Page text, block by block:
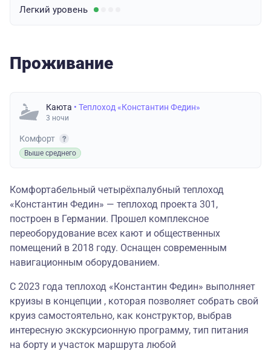
Легкий уровень
Проживание
Каюта • Теплоход «Константин Федин»
3 ночи
Комфорт
Выше среднего
Комфортабельный четырёхпалубный теплоход
«Константин Федин» — теплоход проекта 301,
построен в Германии. Прошел комплексное
переоборудование всех кают и общественных
помещений в 2018 году. Оснащен современным
навигационным оборудованием.
С 2023 года теплоход «Константин Федин» выполняет
круизы в концепции , которая позволяет собрать свой
круиз самостоятельно, как конструктор, выбрав
интересную экскурсионную программу, тип питания
на борту и участок маршрута любой